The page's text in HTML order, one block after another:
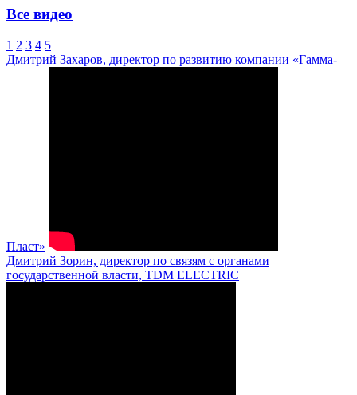
Все видео
1 2 3 4 5
Дмитрий Захаров, директор по развитию компании «Гамма-
Пласт»
Дмитрий Зорин, директор по связям с органами
государственной власти, TDM ELECTRIC